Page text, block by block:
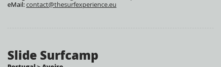
eMail:contact@thesurfexperience.eu
Slide Surfcamp